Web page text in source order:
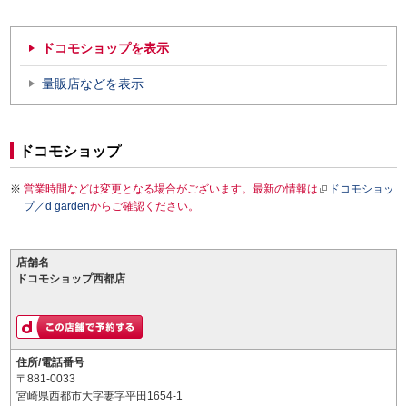
ドコモショップを表示
量販店などを表示
ドコモショップ
営業時間などは変更となる場合がございます。最新の情報は
ドコモショッ
プ／d gardenからご確認ください。
店舗名
ドコモショップ西都店
住所/電話番号
〒881-0033
宮崎県西都市大字妻字平田1654-1